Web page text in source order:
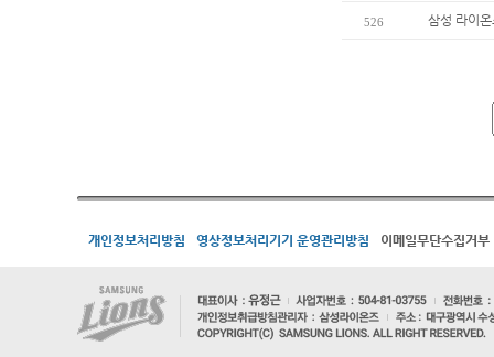
526 삼성 라이
개인정보처리방침 영상정보처리기기 운영관리방침 이메일무단수집거부